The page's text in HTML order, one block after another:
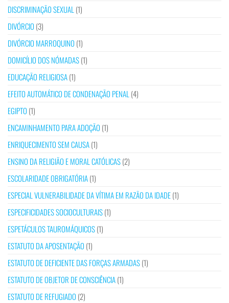
DISCRIMINAÇÃO SEXUAL (1)
DIVÓRCIO (3)
DIVÓRCIO MARROQUINO (1)
DOMICÍLIO DOS NÓMADAS(1)
EDUCAÇÃO RELIGIOSA(1)
EFEITO AUTOMÁTICO DE CONDENAÇÃO PENAL (4)
EGIPTO (1)
ENCAMINHAMENTO PARA ADOÇÃO (1)
ENRIQUECIMENTO SEM CAUSA(1)
ENSINO DA RELIGIÃO E MORAL CATÓLICAS(2)
ESCOLARIDADE OBRIGATÓRIA(1)
ESPECIAL VULNERABILIDADE DA VÍTIMA EM RAZÃO DA IDADE(1)
ESPECIFICIDADES SOCIOCULTURAIS(1)
ESPETÁCULOS TAUROMÁQUICOS(1)
ESTATUTO DA APOSENTAÇÃO (1)
ESTATUTO DE DEFICIENTE DAS FORÇAS ARMADAS(1)
ESTATUTO DE OBJETOR DE CONSCIÊNCIA(1)
ESTATUTO DE REFUGIADO (2)